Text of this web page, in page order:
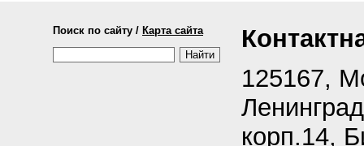
Поиск по сайту / Карта сайта
125167,
корп.14,